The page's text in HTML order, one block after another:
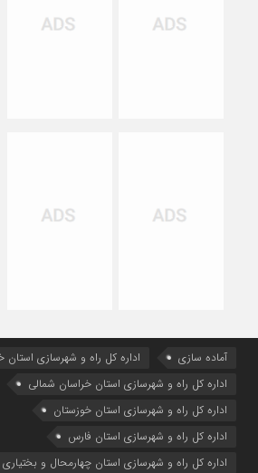
آماده سازی
اداره كل راه و شهرسازي
اداره كل راه و شهرسازي استان خراسان شمالي
اداره كل راه و شهرسازي استان خوزستان
اداره كل راه و شهرسازي استان فارس
اداره كل راه و شهرسازي استان چهارمحال و بختياري